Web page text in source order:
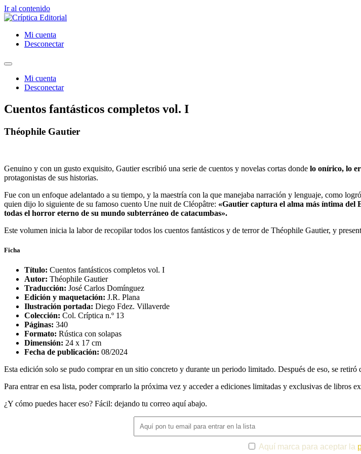
Ir al contenido
Mi cuenta
Desconectar
Mi cuenta
Desconectar
Cuentos fantásticos completos vol. I
Théophile Gautier
Genuino y con un gusto exquisito, Gautier escribió una serie de cuentos y novelas cortas donde lo onírico, lo
protagonistas de sus historias.
Fue con un enfoque adelantado a su tiempo, y la maestría con la que manejaba narración y lenguaje, como
quien dijo lo siguiente de su famoso cuento Une nuit de Cléopâtre: «Gautier captura el alma más íntima del
todas el horror eterno de su mundo subterráneo de catacumbas».
Este volumen inicia la labor de recopilar todos los cuentos fantásticos y de terror de Théophile Gautier, y
Ficha
Título: Cuentos fantásticos completos vol. I
Autor: Théophile Gautier
Traducción: José Carlos Domínguez
Edición y maquetación: J.R. Plana
Ilustración portada: Diego Fdez. Villaverde
Colección: Col. Críptica n.º 13
Páginas: 340
Formato: Rústica con solapas
Dimensión: 24 x 17 cm
Fecha de publicación: 08/2024
Esta edición solo se pudo comprar en un sitio concreto y durante un periodo limitado. Después de eso, se
Para entrar en esa lista, poder comprarlo la próxima vez y acceder a ediciones limitadas y exclusivas de libros
¿Y cómo puedes hacer eso? Fácil: dejando tu correo aquí abajo.
Aquí marca para aceptar la